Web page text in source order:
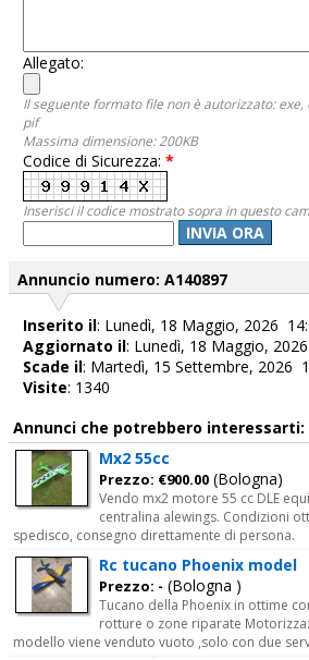
Allegato:
Il seguente formato file non è autorizzato: exe,
pif
Massima dimensione: 200KB
Codice di Sicurezza: *
Inserisci il codice mostrato sopra in questo
INVIA ORA
Annuncio numero: A140897
Inserito il: Lunedì, 18 Maggio, 2026
Aggiornato il: Lunedì, 18 Maggio,
Scade il: Martedì, 15 Settembre, 2026
Visite: 1340
Annunci che potrebbero interessarti:
Mx2 55cc
Prezzo: €900.00 (Bologna)
Vendo mx2 motore 55 cc DLE
centralina alewings. Condizioni
spedisco, consegno direttamente di persona.
Rc tucano Phoenix model
Prezzo: - (Bologna )
Tucano della Phoenix in ottime
rotture o zone riparate
modello viene venduto vuoto ,solo con due